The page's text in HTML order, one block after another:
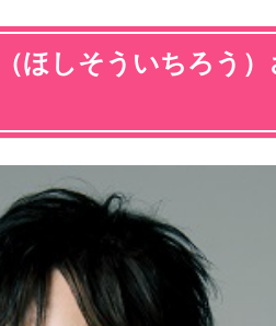
ほしそういちろう